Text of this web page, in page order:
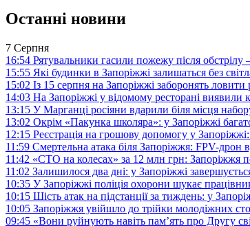
Останні новини
7 Серпня
16:54 Рятувальники гасили пожежу після
15:55 Які будинки в Запоріжжі залишаться без
15:02 Із 15 серпня на Запоріжжі заборонять
14:03 На Запоріжжі у відомому ресторані виявили
13:15 У Марганці росіяни вдарили біля місця
13:02 Окрім «Пакунка школяра»: у Запоріжжі
12:15 Реєстрація на грошову допомогу у
11:59 Смертельна атака біля Запоріжжя: FPV-
11:42 «СТО на колесах» за 12 млн грн: Запоріжжя
11:02 Залишилося два дні: у Запоріжжі
10:35 У Запоріжжі поліція охорони шукає
10:15 Шість атак на підстанції за тиждень: у
10:05 Запоріжжя увійшло до трійки молодіжних
09:45 «Вони руйнують навіть пам’ять про Другу